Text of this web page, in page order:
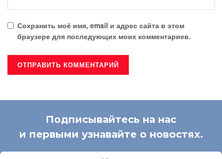
Сохранить моё имя, email и адрес сайта в этом
браузере для последующих моих комментариев.
Подписывайтесь на нас
и первыми узнавайте о новостях.